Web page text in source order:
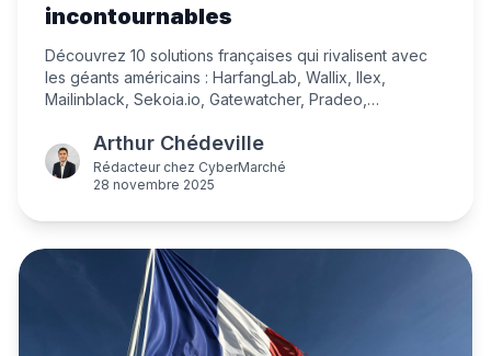
incontournables
Découvrez 10 solutions françaises qui rivalisent avec
les géants américains : HarfangLab, Wallix, Ilex,
Mailinblack, Sekoia.io, Gatewatcher, Pradeo,
souveraines performantes pour tous vos besoins
cybersécurité.
Arthur Chédeville
Rédacteurchez CyberMarché
28 novembre 2025